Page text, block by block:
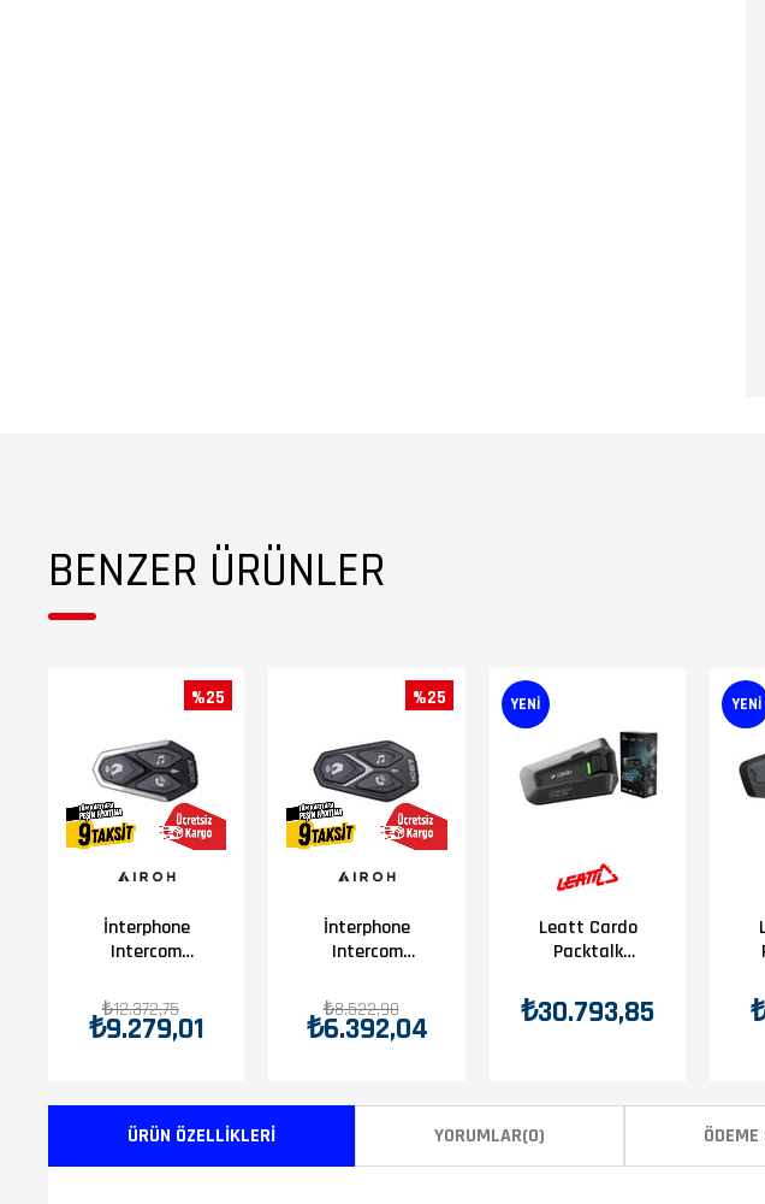
BENZER ÜRÜNLER
İnterphone
Intercom
₺9.279,01
₺12.372,75
%25
İnterphone
Intercom
₺6.392,04
₺8.522,90
%25
Leatt Cardo
Packtalk
Intercom
₺30.793,85
YENI YENI
ÜRÜN ÖZELLIKLERI YORUMLAR(0)